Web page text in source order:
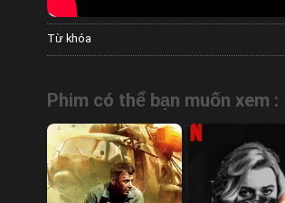
Từ khóa
Phim có thể bạn muốn xem :